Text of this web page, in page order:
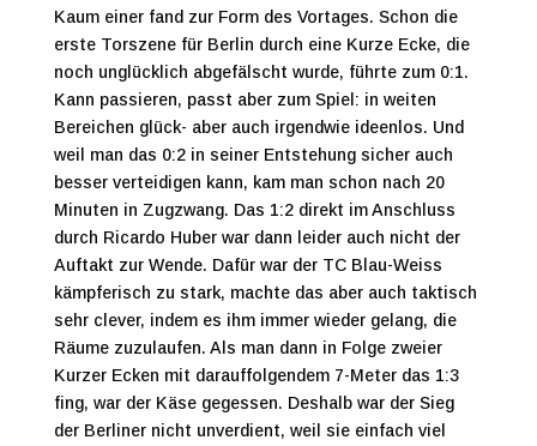
Kaum einer fand zur Form des Vortages. Schon die
erste Torszene für Berlin durch eine Kurze Ecke, die
noch unglücklich abgefälscht wurde, führte zum 0:1.
Kann passieren, passt aber zum Spiel: in weiten
Bereichen glück- aber auch irgendwie ideenlos. Und
weil man das 0:2 in seiner Entstehung sicher auch
besser verteidigen kann, kam man schon nach 20
Minuten in Zugzwang. Das 1:2 direkt im Anschluss
durch Ricardo Huber war dann leider auch nicht der
Auftakt zur Wende. Dafür war der TC Blau-Weiss
kämpferisch zu stark, machte das aber auch taktisch
sehr clever, indem es ihm immer wieder gelang, die
Räume zuzulaufen. Als man dann in Folge zweier
Kurzer Ecken mit darauffolgendem 7-Meter das 1:3
fing, war der Käse gegessen. Deshalb war der Sieg
der Berliner nicht unverdient, weil sie einfach viel